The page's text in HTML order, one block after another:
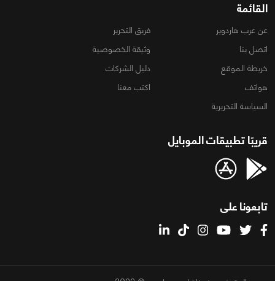
القائمة
عن عرب هاردوير
فريق التحرير
اتصل بنا
وثيقة الخصوصية
خريطة الموقع
دليل الشركات
هواتف
اكتب معنا
السياسة التحريرية
قريبًا تطبيقات الموبايل
تابعونا على